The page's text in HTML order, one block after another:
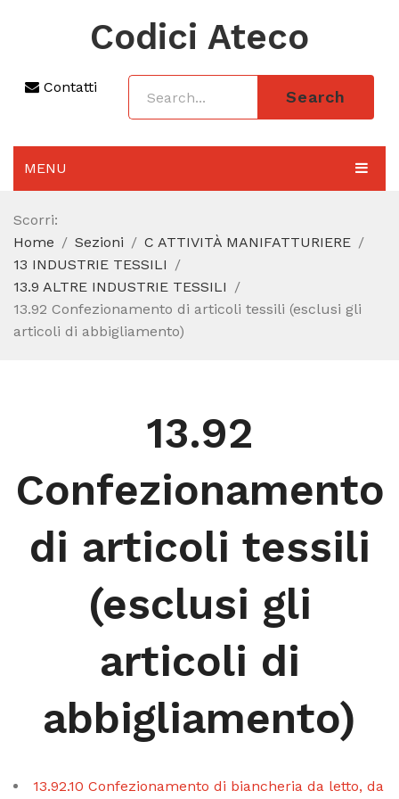
Codici Ateco
Contatti
Search
MENU
AGGIORNAMENTO 2025
SEZIONI
CODICE ATECO A COSA SERVE
Scorri:
Home
Sezioni
C ATTIVITÀ MANIFATTURIERE
13 INDUSTRIE TESSILI
13.9 ALTRE INDUSTRIE TESSILI
13.92 Confezionamento di articoli tessili (esclusi gli
articoli di abbigliamento)
13.92
Confezionamento
di articoli tessili
(esclusi gli
articoli di
abbigliamento)
13.92.10 Confezionamento di biancheria da letto, da